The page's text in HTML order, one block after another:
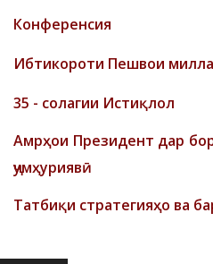
Конференсия
Ибтикороти Пешвои
35 - солагии Истиқлол
Амрҳои Президент дар
ҷумҳуриявӣ
Татбиқи стратегияҳо ва